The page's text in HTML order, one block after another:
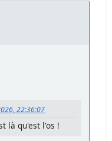
22:36:07
là qu'est l'os !